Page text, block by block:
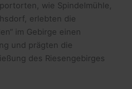
wie Spindelmühle,
erlebten die
im Gebirge einen
und prägten die
des Riesengebirges